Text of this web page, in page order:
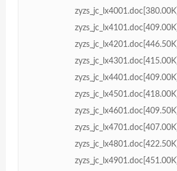
zyzs_jc_lx4001.doc[380.00K]
zyzs_jc_lx4101.doc[409.00K]
zyzs_jc_lx4201.doc[446.50K]
zyzs_jc_lx4301.doc[415.00K]
zyzs_jc_lx4401.doc[409.00K]
zyzs_jc_lx4501.doc[418.00K]
zyzs_jc_lx4601.doc[409.50K]
zyzs_jc_lx4701.doc[407.00K]
zyzs_jc_lx4801.doc[422.50K]
zyzs_jc_lx4901.doc[451.00K]